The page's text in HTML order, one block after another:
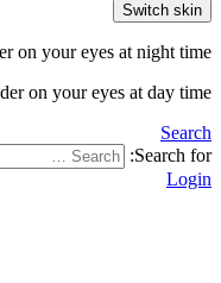
Switch skin
on your eyes at night time.
on your eyes at day time.
Search
Search for:
Login